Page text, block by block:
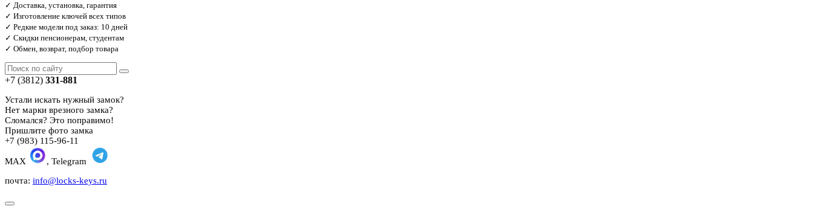
✓ Доставка, установка, гарантия
✓ Изготовление ключей всех типов
✓ Редкие модели под заказ: 10 дней
✓ Скидки пенсионерам, студентам
✓ Обмен, возврат, подбор товара
+7 (3812) 331-881
Устали искать нужный замок?
Нет марки врезного замка?
Сломался? Это поправимо!
Пришлите фото замка
+7 (983) 115-96-11
MAX
, Telegram
почта: info@locks-keys.ru